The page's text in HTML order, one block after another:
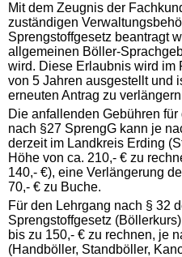
Mit dem Zeugnis der
zuständigen
Sprengstoffgesetz beantragt
allgemeinen Böller-
wird. Diese Erlaubnis wird im
von 5 Jahren ausgestellt und
erneuten Antrag zu
Die anfallenden Gebühren
nach §27 SprengG kann je
derzeit im Landkreis Erding
Höhe von ca. 210,- € zu
140,- €), eine Verlängerung
70,- € zu Buche.
Für den Lehrgang nach § 32
Sprengstoffgesetz
bis zu 150,- € zu rechnen, je
(Handböller, Standböller,